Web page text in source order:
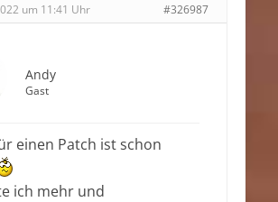
um 11:41 Uhr #326987
Andy
Gast
einen Patch ist schon
ich mehr und